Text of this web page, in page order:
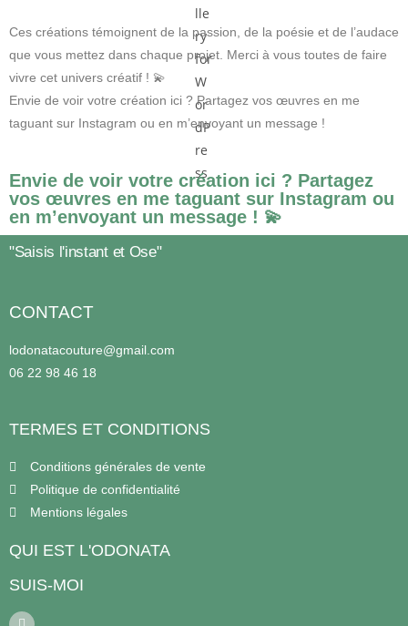
Ces créations témoignent de la passion, de la poésie et de l’audace
que vous mettez dans chaque projet. Merci à vous toutes de faire
vivre cet univers créatif ! 💫
Envie de voir votre création ici ? Partagez vos œuvres en me
taguant sur Instagram ou en m’envoyant un message !
Envie de voir votre création ici ? Partagez
vos œuvres en me taguant sur Instagram ou
en m’envoyant un message ! 💫
"Saisis l'instant et Ose"
CONTACT
lodonatacouture@gmail.com
06 22 98 46 18
TERMES ET CONDITIONS
Conditions générales de vente
Politique de confidentialité
Mentions légales
QUI EST L'ODONATA
SUIS-MOI